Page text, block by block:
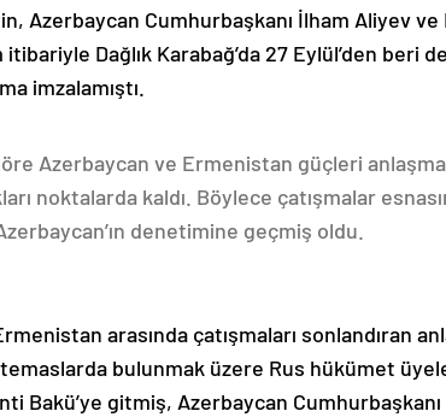
Azerbaycan Cumhurbaşkanı İlham Aliyev
itibariyle Dağlık Karabağ’da 27 Eylül’den beri
imzalamıştı.
Azerbaycan ve Ermenistan güçleri
noktalarda kaldı. Böylece çatışmalar
denetimine geçmiş oldu.
arasında çatışmaları sonlandıran
bulunmak üzere Rus hükümet
Bakü’ye gitmiş, Azerbaycan